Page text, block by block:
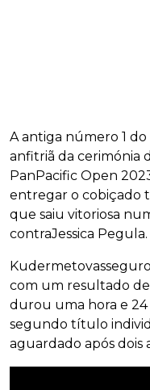
A antiga número 1
anfitriã da cerimónia
PanPacific Open
entregar o cobiçado
que saiu vitoriosa
contraJessica Pegula.
com um resultado
durou uma hora e 24
segundo título
aguardado após dois